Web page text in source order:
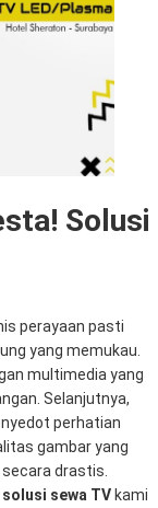
Solusi
perayaan pasti
yang memukau.
multimedia yang
Selanjutnya,
perhatian
gambar yang
drastis.
solusi sewa TVkami